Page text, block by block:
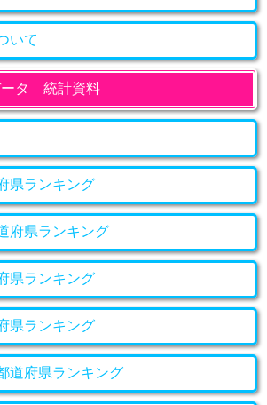
いて
ータ 統計資料
県ランキング
府県ランキング
県ランキング
県ランキング
道府県ランキング